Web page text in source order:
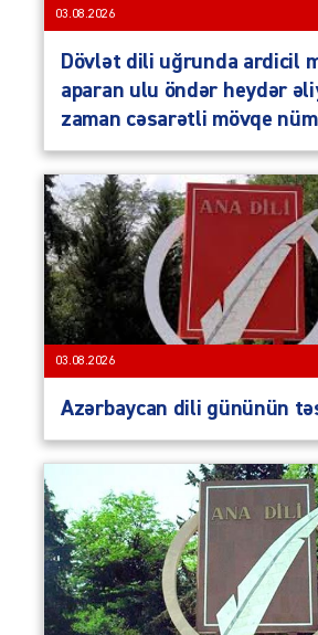
03.08.2026
Dövlət dili uğrunda ardicil
aparan ulu öndər heydər
zaman cəsarətli mövqe
03.08.2026
Azərbaycan dili gününün